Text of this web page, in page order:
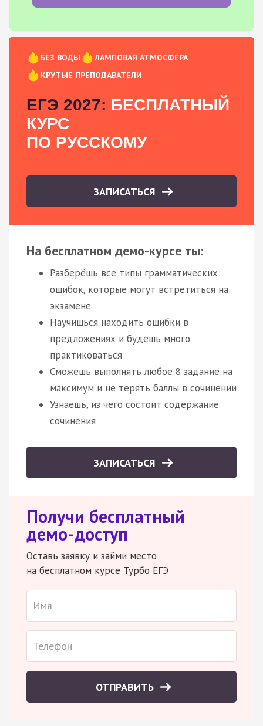
БЕЗ ВОДЫ
ЛАМПОВАЯ АТМОСФЕРА
КРУТЫЕ ПРЕПОДАВАТЕЛИ
ЕГЭ 2027: БЕСПЛАТНЫЙ
КУРС
ПО РУССКОМУ
ЗАПИСАТЬСЯ
На бесплатном демо-курсе ты:
Разберёшь все типы грамматических
ошибок, которые могут встретиться на
экзамене
Научишься находить ошибки в
предложениях и будешь много
практиковаться
Сможешь выполнять любое 8 задание на
максимум и не терять баллы в сочинении
Узнаешь, из чего состоит содержание
сочинения
ЗАПИСАТЬСЯ
Получи бесплатный
демо-доступ
Оставь заявку и займи место
на бесплатном курсе Турбо ЕГЭ
ОТПРАВИТЬ